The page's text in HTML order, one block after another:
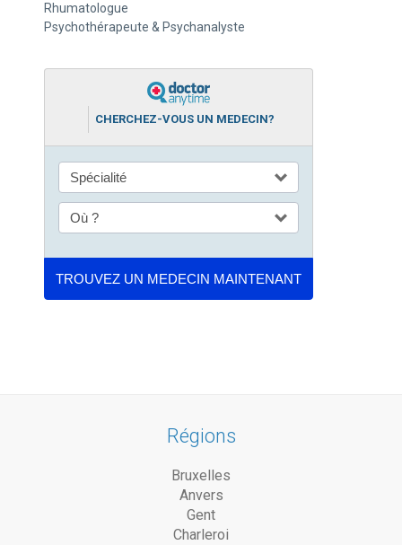
Rhumatologue
Psychothérapeute & Psychanalyste
CHERCHEZ-VOUS UN MEDECIN?
Régions
Bruxelles
Anvers
Gent
Charleroi